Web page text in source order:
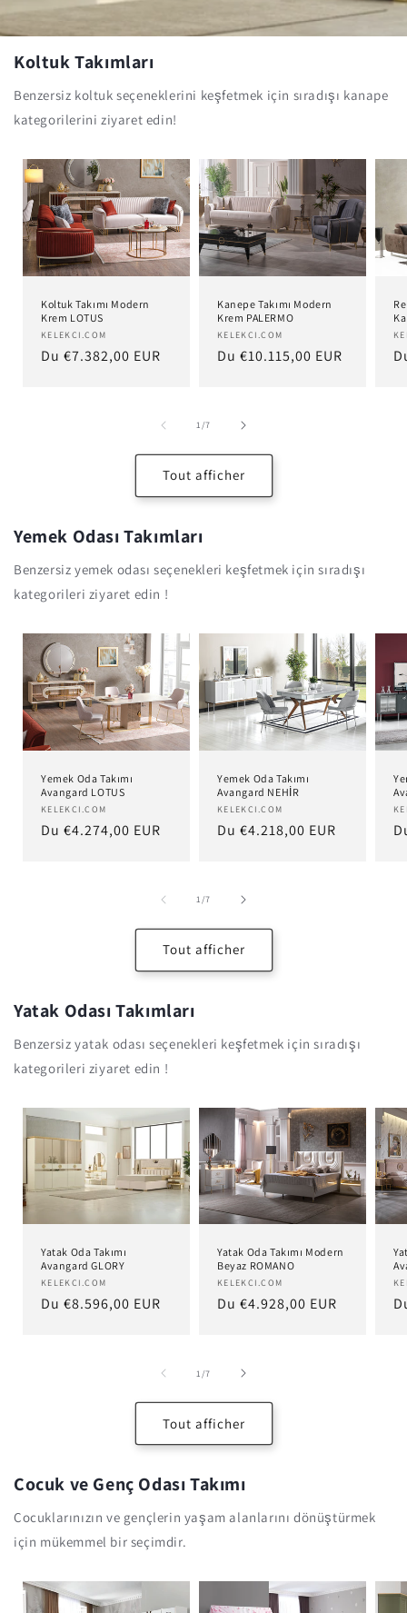
Koltuk Takımları
Benzersiz koltuk seçeneklerini keşfetmek için sıradışı kanape
kategorilerini ziyaret edin!
Koltuk Takımı Modern
Krem LOTUS
Distributeur :
KELEKCI.COM
Prix
Du €7.382,00 EUR
Kanepe Takımı Modern
Krem PALERMO
Distributeur :
KELEKCI.COM
Prix
Du €10.115,00 EUR
1/de
7
Tout afficher
Yemek Odası Takımları
Benzersiz yemek odası seçenekleri keşfetmek için sıradışı
kategorileri ziyaret edin !
Yemek Oda Takımı
Avangard LOTUS
Distributeur :
KELEKCI.COM
Prix
Du €4.274,00 EUR
Yemek Oda Takımı
Avangard NEHİR
Distributeur :
KELEKCI.COM
Prix
Du €4.218,00 EUR
1/de
7
Tout afficher
Yatak Odası Takımları
Benzersiz yatak odası seçenekleri keşfetmek için sıradışı
kategorileri ziyaret edin !
Yatak Oda Takımı
Avangard GLORY
Distributeur :
KELEKCI.COM
Prix
Du €8.596,00 EUR
Yatak Oda Takımı Modern
Beyaz ROMANO
Distributeur :
KELEKCI.COM
Prix
Du €4.928,00 EUR
1/de
7
Tout afficher
Çocuk ve Genç Odası Takımı
Cocuklarınızın ve gençlerin yaşam alanlarını dönüştürmek
için mükemmel bir seçimdir.